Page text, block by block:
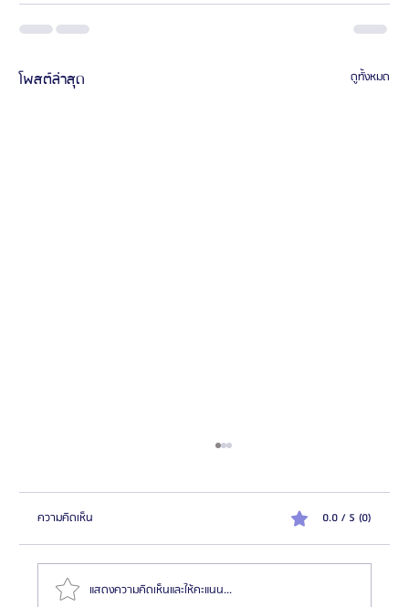
โพสต์ล่าสุด ดูทั้งหมด
ความคิดเห็น 0.0 / 5 (0)
แสดงความคิดเห็นและให้คะแนน...